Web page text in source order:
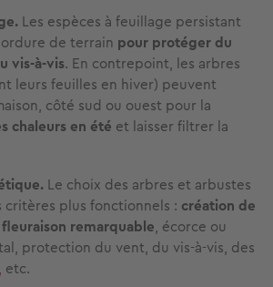
Les espèces à feuillage persistant
de terrain pour protéger du
vis-à-vis. En contrepoint, les arbres
leurs feuilles en hiver) peuvent
côté sud ou ouest pour la
chaleurs en été et laisser filtrer la
Le choix des arbres et arbustes
critères plus fonctionnels : création de
remarquable, écorce ou
protection du vent, du vis-à-vis, des
etc.